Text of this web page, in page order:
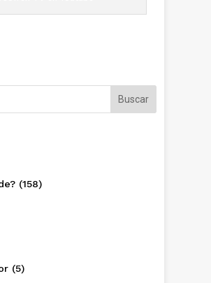
(158)
(5)